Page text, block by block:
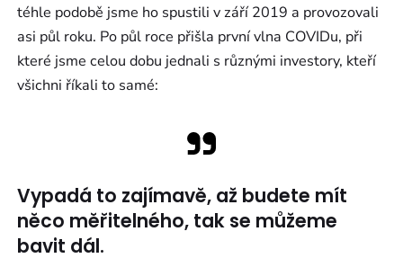
téhle podobě jsme ho spustili v září 2019 a provozovali
asi půl roku. Po půl roce přišla první vlna COVIDu, při
které jsme celou dobu jednali s různými investory, kteří
všichni říkali to samé:
Vypadá to zajímavě, až budete mít
něco měřitelného, tak se můžeme
bavit dál.